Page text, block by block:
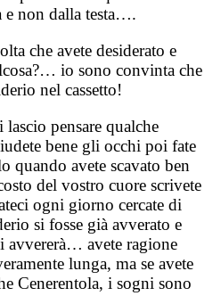
e non dalla testa….
che avete desiderato e
io sono convinta che
nel cassetto!
pensare qualche
bene gli occhi poi fate
quando avete scavato ben
del vostro cuore scrivete
ogni giorno cercate di
si fosse già avverato e
avvererà… avete ragione
lunga, ma se avete
Cenerentola, i sogni sono